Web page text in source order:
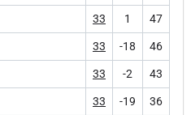
33 1 47
33 -18 46
33 -2 43
33 -19 36